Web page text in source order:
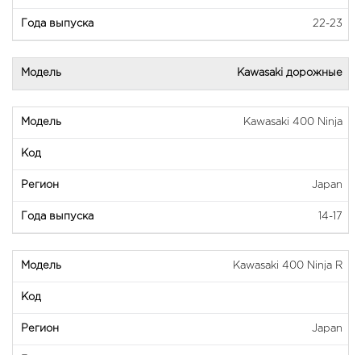
22-23
Kawasaki дорожные
Kawasaki 400 Ninja
Japan
14-17
Kawasaki 400 Ninja R
Japan